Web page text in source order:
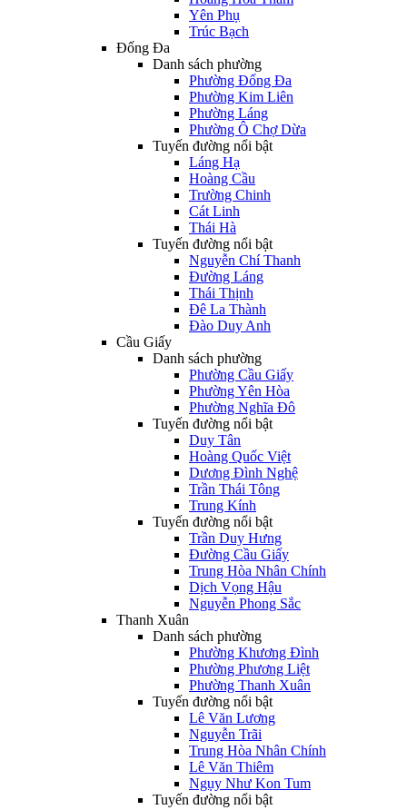
Yên Phụ
Trúc Bạch
Đống Đa
Danh sách phường
Phường Đống Đa
Phường Kim Liên
Phường Láng
Phường Ô Chợ Dừa
Tuyến đường nổi bật
Láng Hạ
Hoàng Cầu
Trường Chinh
Cát Linh
Thái Hà
Tuyến đường nổi bật
Nguyễn Chí Thanh
Đường Láng
Thái Thịnh
Đê La Thành
Đào Duy Anh
Cầu Giấy
Danh sách phường
Phường Cầu Giấy
Phường Yên Hòa
Phường Nghĩa Đô
Tuyến đường nổi bật
Duy Tân
Hoàng Quốc Việt
Dương Đình Nghệ
Trần Thái Tông
Trung Kính
Tuyến đường nổi bật
Trần Duy Hưng
Đường Cầu Giấy
Trung Hòa Nhân Chính
Dịch Vọng Hậu
Nguyễn Phong Sắc
Thanh Xuân
Danh sách phường
Phường Khương Đình
Phường Phương Liệt
Phường Thanh Xuân
Tuyến đường nổi bật
Lê Văn Lương
Nguyễn Trãi
Trung Hòa Nhân Chính
Lê Văn Thiêm
Ngụy Như Kon Tum
Tuyến đường nổi bật